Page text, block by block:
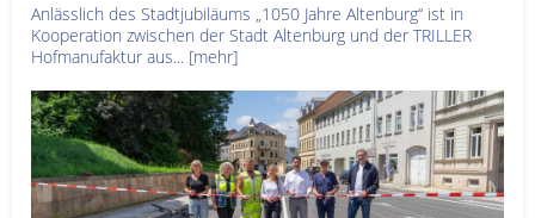
Anlässlich des Stadtjubiläums „1050 Jahre Altenburg“ ist in
Kooperation zwischen der Stadt Altenburg und der TRILLER
Hofmanufaktur aus... [mehr]